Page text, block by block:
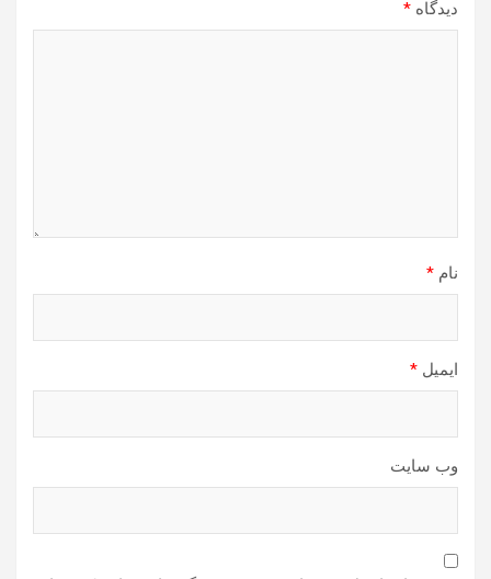
دیدگاه *
نام *
ایمیل *
وب‌ سایت